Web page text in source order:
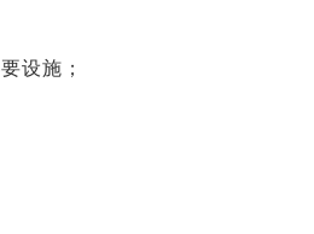
设施；